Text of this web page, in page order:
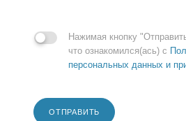
Нажимая кнопку
что ознакомился(ась) с
персональных данных и
ОТПРАВИТЬ